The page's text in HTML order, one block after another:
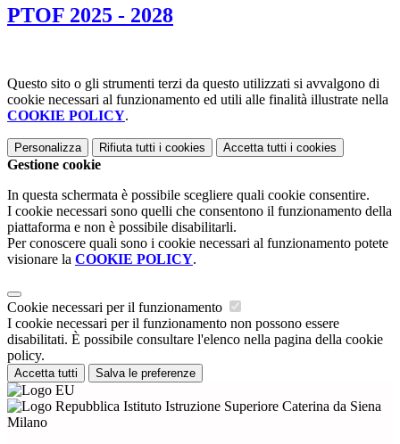
PTOF 2025 - 2028
Questo sito o gli strumenti terzi da questo utilizzati si avvalgono di
cookie necessari al funzionamento ed utili alle finalità illustrate nella
COOKIE POLICY.
Personalizza Rifiuta tutti i cookies Accetta tutti i cookies
Gestione cookie
In questa schermata è possibile scegliere quali cookie consentire.
I cookie necessari sono quelli che consentono il funzionamento della
piattaforma e non è possibile disabilitarli.
Per conoscere quali sono i cookie necessari al funzionamento potete
visionare la COOKIE POLICY.
Cookie necessari per il funzionamento
I cookie necessari per il funzionamento non possono essere
disabilitati. È possibile consultare l'elenco nella pagina della cookie
policy.
Accetta tutti Salva le preferenze
Istituto Istruzione Superiore Caterina da Siena
Milano